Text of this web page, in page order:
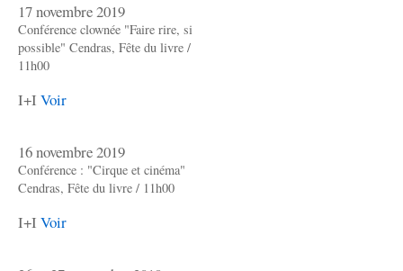
17 novembre 2019
Conférence clownée "Faire rire, si
possible" Cendras, Fête du livre /
11h00
I+I Voir
16 novembre 2019
Conférence : "Cirque et cinéma"
Cendras, Fête du livre / 11h00
I+I Voir